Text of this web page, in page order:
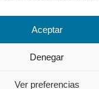
Aceptar
Denegar
Ver preferencias